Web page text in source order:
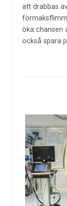
att drabbas
öka chansen
också spara